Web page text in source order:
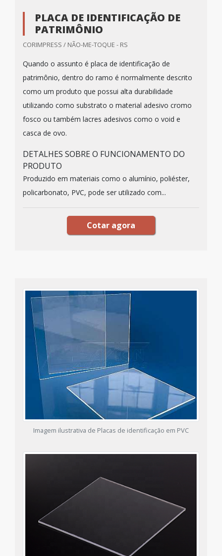
PLACA DE IDENTIFICAÇÃO DE
PATRIMÔNIO
CORIMPRESS / NÃO-ME-TOQUE - RS
Quando o assunto é placa de identificação de
patrimônio, dentro do ramo é normalmente descrito
como um produto que possui alta durabilidade
utilizando como substrato o material adesivo cromo
fosco ou também lacres adesivos como o void e
casca de ovo.
DETALHES SOBRE O FUNCIONAMENTO DO
PRODUTO
Produzido em materiais como o alumínio, poliéster,
policarbonato, PVC, pode ser utilizado com...
Cotar agora
Imagem ilustrativa de Placas de identificação em PVC